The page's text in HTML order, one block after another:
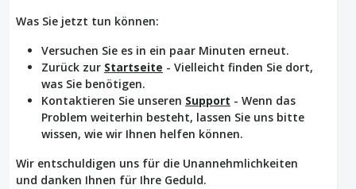
Was Sie jetzt tun können:
Versuchen Sie es in ein paar Minuten erneut.
Zurück zur Startseite - Vielleicht finden Sie dort,
was Sie benötigen.
Kontaktieren Sie unseren Support - Wenn das
Problem weiterhin besteht, lassen Sie uns bitte
wissen, wie wir Ihnen helfen können.
Wir entschuldigen uns für die Unannehmlichkeiten
und danken Ihnen für Ihre Geduld.